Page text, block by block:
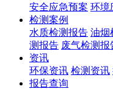
安全应急预案 环境
检测案例
水质检测报告 油烟
测报告 废气检测报
资讯
环保资讯 检测资讯
报告查询